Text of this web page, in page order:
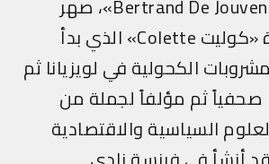
دي جوفينال Bertrand De Jouvenal»، صهر
الكاتبة الشهيرة «كوليت Colette» الذي بدأ
الكحولية في لويزيانا ثم
ثم مؤلفاً لجملة من
السياسية والاقتصادية